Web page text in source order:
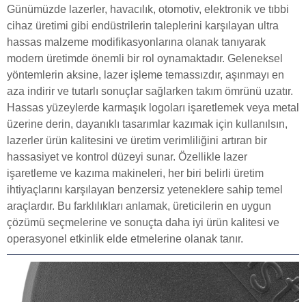
Günümüzde lazerler, havacılık, otomotiv, elektronik ve tıbbi
cihaz üretimi gibi endüstrilerin taleplerini karşılayan ultra
hassas malzeme modifikasyonlarına olanak tanıyarak
modern üretimde önemli bir rol oynamaktadır. Geleneksel
yöntemlerin aksine, lazer işleme temassızdır, aşınmayı en
aza indirir ve tutarlı sonuçlar sağlarken takım ömrünü uzatır.
Hassas yüzeylerde karmaşık logoları işaretlemek veya metal
üzerine derin, dayanıklı tasarımlar kazımak için kullanılsın,
lazerler ürün kalitesini ve üretim verimliliğini artıran bir
hassasiyet ve kontrol düzeyi sunar. Özellikle lazer
işaretleme ve kazıma makineleri, her biri belirli üretim
ihtiyaçlarını karşılayan benzersiz yeteneklere sahip temel
araçlardır. Bu farklılıkları anlamak, üreticilerin en uygun
çözümü seçmelerine ve sonuçta daha iyi ürün kalitesi ve
operasyonel etkinlik elde etmelerine olanak tanır.